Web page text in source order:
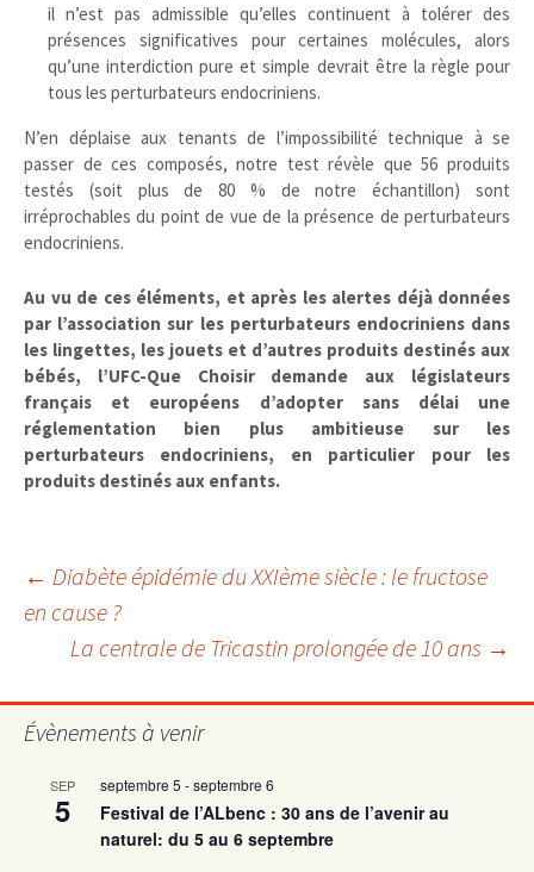
il n’est pas admissible qu’elles continuent à tolérer des
présences significatives pour certaines molécules, alors
qu’une interdiction pure et simple devrait être la règle pour
tous les perturbateurs endocriniens.
N’en déplaise aux tenants de l’impossibilité technique à se
passer de ces composés, notre test révèle que 56 produits
testés (soit plus de 80 % de notre échantillon) sont
irréprochables du point de vue de la présence de perturbateurs
endocriniens.
Au vu de ces éléments, et après les alertes déjà données
par l’association sur les perturbateurs endocriniens dans
les lingettes, les jouets et d’autres produits destinés aux
bébés, l’UFC-Que Choisir demande aux législateurs
français et européens d’adopter sans délai une
réglementation bien plus ambitieuse sur les
perturbateurs endocriniens, en particulier pour les
produits destinés aux enfants.
Navigation
des
articles
← Diabète épidémie du XXIème siècle : le fructose
en cause ?
La centrale de Tricastin prolongée de 10 ans →
Évènements à venir
SEP
5
septembre 5 -septembre 6
Festival de l’ALbenc : 30 ans de l’avenir au
naturel: du 5 au 6 septembre